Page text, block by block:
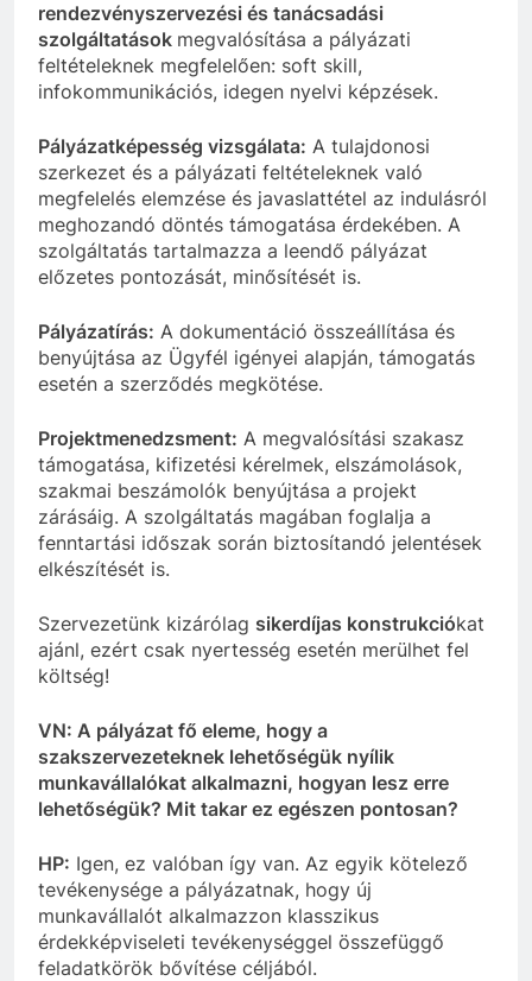
rendezvényszervezési és tanácsadási
szolgáltatások megvalósítása a pályázati
feltételeknek megfelelően: soft skill,
infokommunikációs, idegen nyelvi képzések.
Pályázatképesség vizsgálata: A tulajdonosi
szerkezet és a pályázati feltételeknek való
megfelelés elemzése és javaslattétel az indulásról
meghozandó döntés támogatása érdekében. A
szolgáltatás tartalmazza a leendő pályázat
előzetes pontozását, minősítését is.
Pályázatírás: A dokumentáció összeállítása és
benyújtása az Ügyfél igényei alapján, támogatás
esetén a szerződés megkötése.
Projektmenedzsment: A megvalósítási szakasz
támogatása, kifizetési kérelmek, elszámolások,
szakmai beszámolók benyújtása a projekt
zárásáig. A szolgáltatás magában foglalja a
fenntartási időszak során biztosítandó jelentések
elkészítését is.
Szervezetünk kizárólag sikerdíjas konstrukciókat
ajánl, ezért csak nyertesség esetén merülhet fel
költség!
VN: A pályázat fő eleme, hogy a
szakszervezeteknek lehetőségük nyílik
munkavállalókat alkalmazni, hogyan lesz erre
lehetőségük? Mit takar ez egészen pontosan?
HP: Igen, ez valóban így van. Az egyik kötelező
tevékenysége a pályázatnak, hogy új
munkavállalót alkalmazzon klasszikus
érdekképviseleti tevékenységgel összefüggő
feladatkörök bővítése céljából.